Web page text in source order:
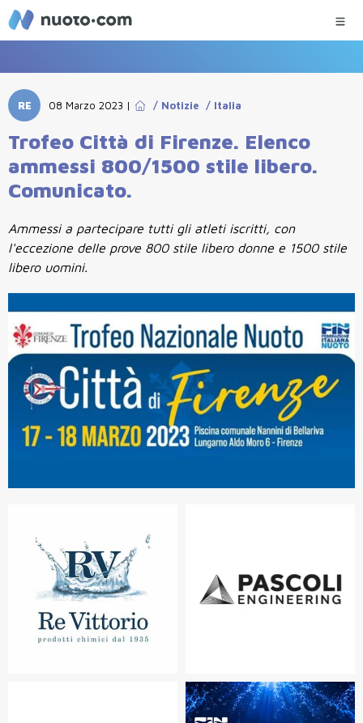
RE 08 Marzo 2023 | / Notizie / Italia
Trofeo Città di Firenze. Elenco
ammessi 800/1500 stile libero.
Comunicato.
Ammessi a partecipare tutti gli atleti iscritti, con
l'eccezione delle prove 800 stile libero donne e 1500 stile
libero uomini.